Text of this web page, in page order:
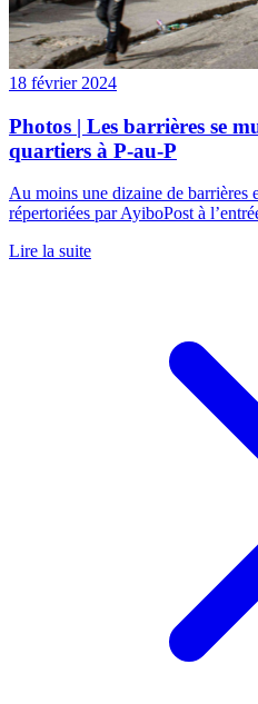
18 février 2024
Photos | Les barrières se
quartiers à P-au-P
Au moins une dizaine de barrières
répertoriées par AyiboPost à
Lire la suite